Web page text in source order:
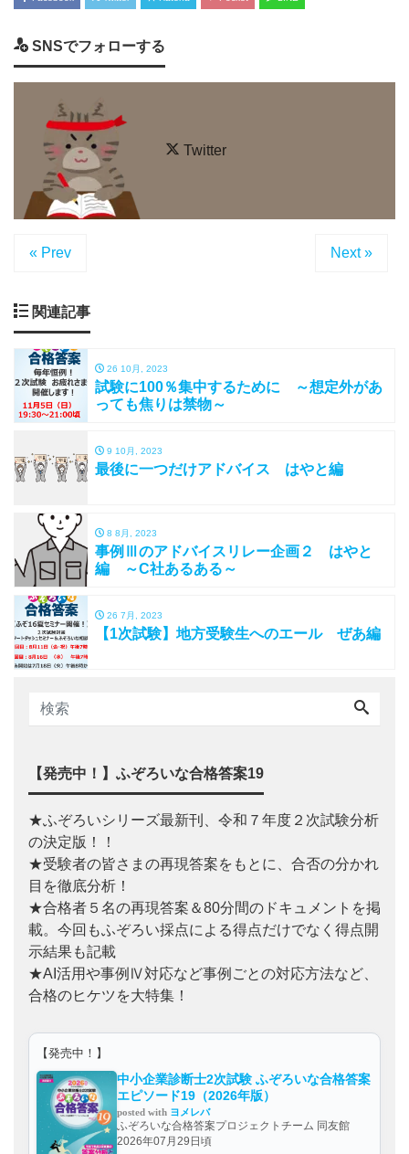
SNSでフォローする
Twitter
« Prev Next »
関連記事
26 10月, 2023
試験に100％集中するために ～想定外があ
っても焦りは禁物～
9 10月, 2023
最後に一つだけアドバイス はやと編
8 8月, 2023
事例Ⅲのアドバイスリレー企画２ はやと
編 ～C社あるある～
26 7月, 2023
【1次試験】地方受験生へのエール ぜあ編
【発売中！】ふぞろいな合格答案19
★ふぞろいシリーズ最新刊、令和７年度２次試験分析
の決定版！！
★受験者の皆さまの再現答案をもとに、合否の分かれ
目を徹底分析！
★合格者５名の再現答案＆80分間のドキュメントを掲
載。今回もふぞろい採点による得点だけでなく得点開
示結果も記載
★AI活用や事例Ⅳ対応など事例ごとの対応方法など、
合格のヒケツを大特集！
【発売中！】
中小企業診断士2次試験 ふぞろいな合格答案
エピソード19（2026年版）
posted with ヨメレバ
ふぞろいな合格答案プロジェクトチーム 同友館
2026年07月29日頃